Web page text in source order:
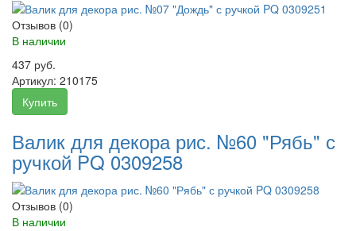
Отзывов (0)
В наличии
437 руб.
Артикул: 210175
Купить
Валик для декора рис. №60 "Рябь" с
ручкой PQ 0309258
Отзывов (0)
В наличии